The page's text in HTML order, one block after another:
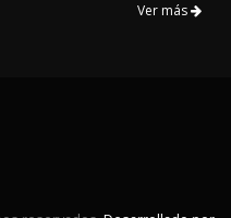
Ver más